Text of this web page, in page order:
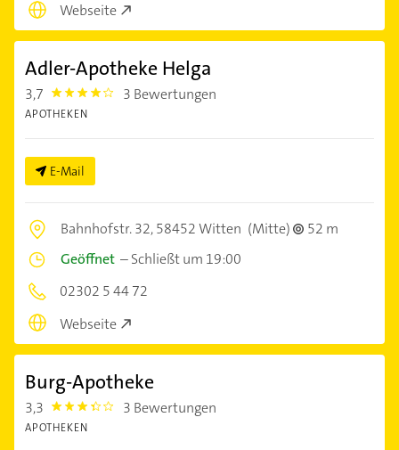
Webseite
Adler-Apotheke Helga
3,7 3.7 3 Bewertungen
APOTHEKEN
E-Mail
Bahnhofstr. 32,58452 Witten (Mitte)
52 m
Geöffnet –Schließt um 19:00
02302 5 44 72
Webseite
Burg-Apotheke
3,3 3.3 3 Bewertungen
APOTHEKEN